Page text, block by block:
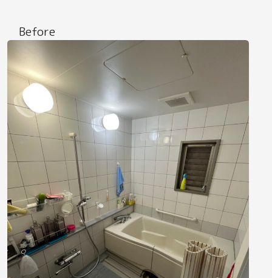
Before